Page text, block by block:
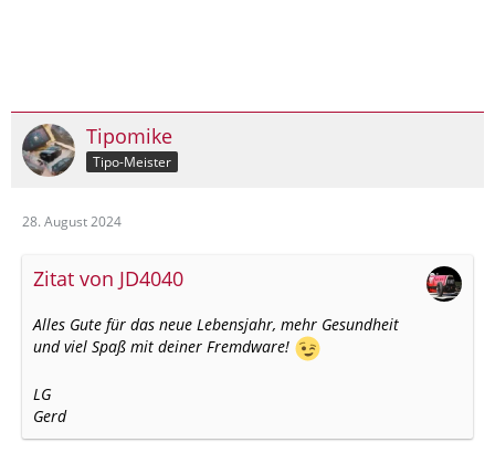
Tipomike
Tipo-Meister
28. August 2024
Zitat von JD4040
Alles Gute für das neue Lebensjahr, mehr Gesundheit
und viel Spaß mit deiner Fremdware!
LG
Gerd